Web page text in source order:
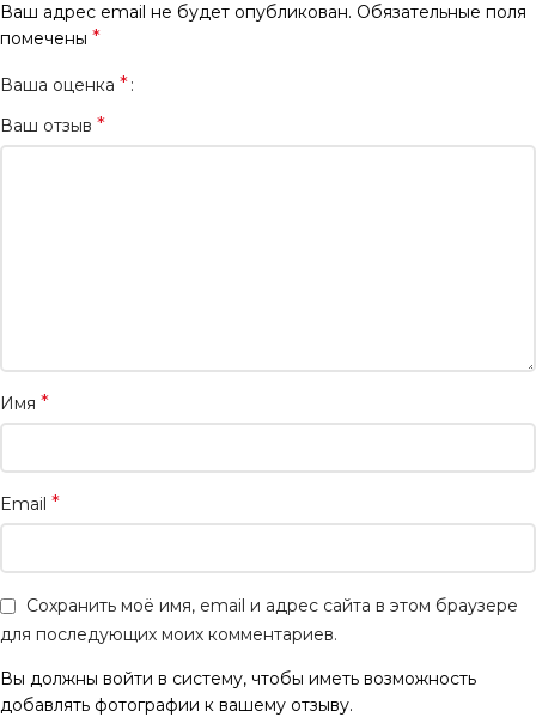
Ваш адрес email не будет опубликован. Обязательные поля
помечены *
Ваша оценка *
Ваш отзыв *
Имя *
Email *
Сохранить моё имя, email и адрес сайта в этом браузере
для последующих моих комментариев.
Вы должны войти в систему, чтобы иметь возможность
добавлять фотографии к вашему отзыву.